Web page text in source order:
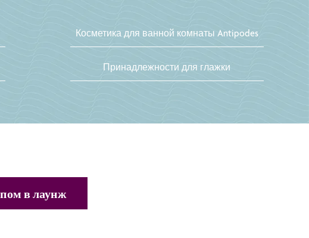
Косметика для ванной комнаты Antipodes
Принадлежности для глажки
в лаунж